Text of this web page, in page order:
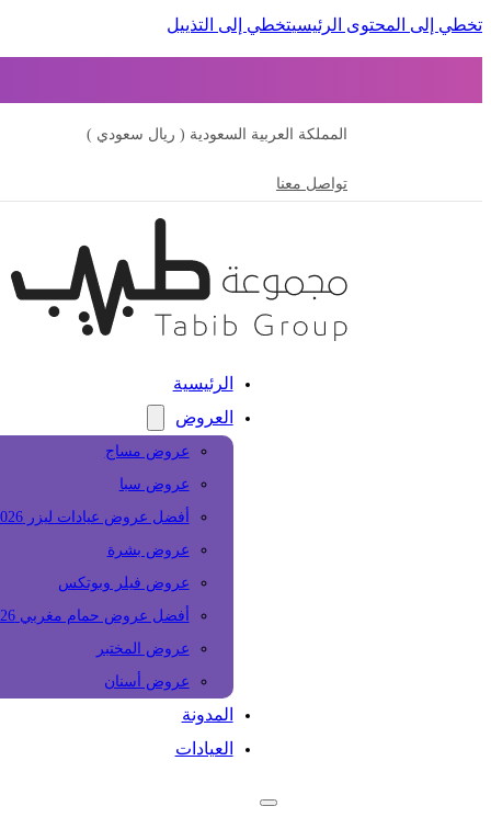
تخطي إلى المحتوى الرئيسيتخطي إلى التذييل
المملكة العربية السعودية ( ريال سعودي )
تواصل معنا
الرئيسية
العروض
عروض مساج
عروض سبا
أفضل عروض عيادات ليزر 2026
عروض بشرة
عروض فيلر وبوتكس
أفضل عروض حمام مغربي 2026
عروض المختبر
عروض أسنان
المدونة
العيادات